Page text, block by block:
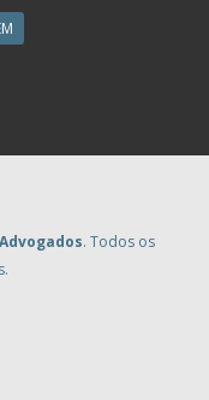
. Todos os